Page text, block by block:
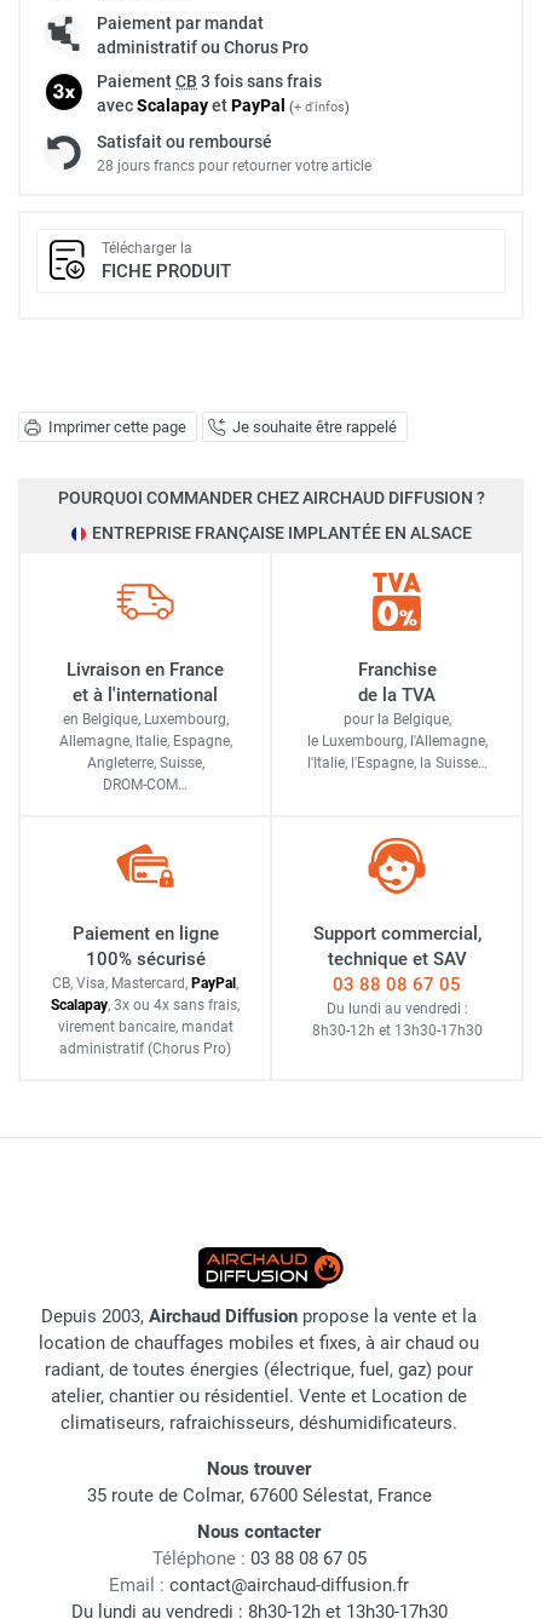
Imprimer cette page Je souhaite être rappelé
Paiement par mandat
administratif ou Chorus Pro
PaiementCB 3 fois sans frais
avecScalapayetPayPal (+ d'infos)
Satisfait ou remboursé
28 jours francs pour retourner votre article
Télécharger la
FICHE PRODUIT
POURQUOI COMMANDER CHEZ AIRCHAUD DIFFUSION ?
ENTREPRISE FRANÇAISE IMPLANTÉE EN ALSACE
Livraison en France
et à l'international
en Belgique, Luxembourg,
Allemagne, Italie, Espagne,
Angleterre, Suisse,
DROM-COM…
Franchise
de la TVA
pour la Belgique,
le Luxembourg, l'Allemagne,
l'Italie, l'Espagne, la Suisse…
Paiement en ligne
100% sécurisé
CB, Visa, Mastercard, PayPal ,
Scalapay, 3x ou 4x sans frais,
virement bancaire, mandat
administratif (Chorus Pro)
Support commercial,
technique et SAV
03 88 08 67 05
Du lundi au vendredi :
8h30-12h et 13h30-17h30
Depuis 2003, Airchaud Diffusion propose la vente et la
location de chauffages mobiles et fixes, à air chaud ou
radiant, de toutes énergies (électrique, fuel, gaz) pour
atelier, chantier ou résidentiel. Vente et Location de
climatiseurs, rafraichisseurs, déshumidificateurs.
Nous trouver
35 route de Colmar, 67600 Sélestat, France
Nous contacter
Téléphone : 03 88 08 67 05
Email : contact@airchaud-diffusion.fr
Du lundi au vendredi : 8h30-12h et 13h30-17h30